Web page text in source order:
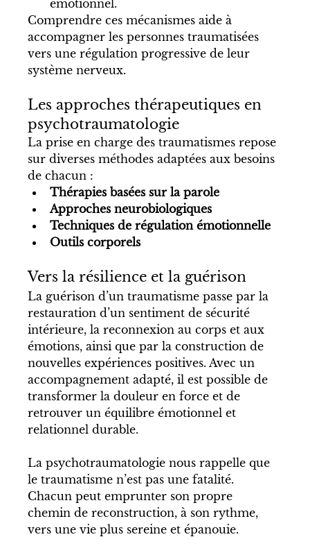
émotionnel.
Comprendre ces mécanismes aide à
accompagner les personnes traumatisées
vers une régulation progressive de leur
système nerveux.
Les approches thérapeutiques en
psychotraumatologie
La prise en charge des traumatismes repose
sur diverses méthodes adaptées aux besoins
de chacun :
Thérapies basées sur la parole
Approches neurobiologiques
Techniques de régulation émotionnelle
Outils corporels
Vers la résilience et la guérison
La guérison d’un traumatisme passe par la
restauration d’un sentiment de sécurité
intérieure, la reconnexion au corps et aux
émotions, ainsi que par la construction de
nouvelles expériences positives. Avec un
accompagnement adapté, il est possible de
transformer la douleur en force et de
retrouver un équilibre émotionnel et
relationnel durable.
La psychotraumatologie nous rappelle que
le traumatisme n’est pas une fatalité.
Chacun peut emprunter son propre
chemin de reconstruction, à son rythme,
vers une vie plus sereine et épanouie.